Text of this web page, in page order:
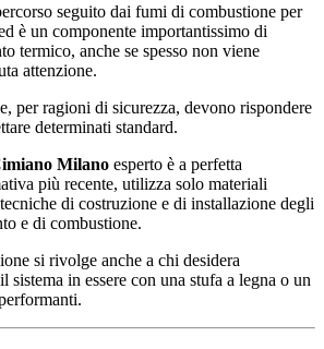
seguito dai fumi di combustione per
è un componente importantissimo di
termico, anche se spesso non viene
attenzione.
per ragioni di sicurezza, devono rispondere
determinati standard.
Milano esperto è a perfetta
più recente, utilizza solo materiali
di costruzione e di installazione degli
e di combustione.
si rivolge anche a chi desidera
sistema in essere con una stufa a legna o un